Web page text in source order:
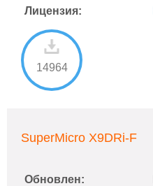
Лицензия:
14964
SuperMicro X9DRi-F
Обновлен: